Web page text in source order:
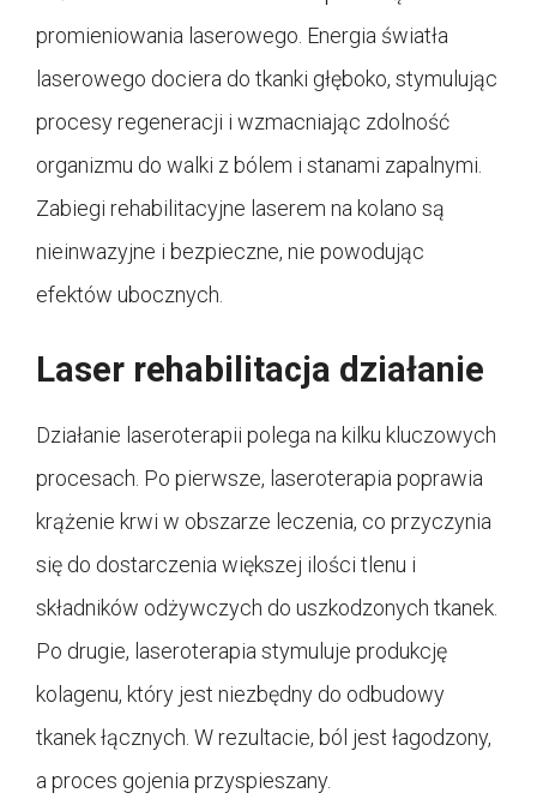
promieniowania laserowego. Energia światła
laserowego dociera do tkanki głęboko, stymulując
procesy regeneracji i wzmacniając zdolność
organizmu do walki z bólem i stanami zapalnymi.
Zabiegi rehabilitacyjne laserem na kolano są
nieinwazyjne i bezpieczne, nie powodując
efektów ubocznych.
Laser rehabilitacja działanie
Działanie laseroterapii polega na kilku kluczowych
procesach. Po pierwsze, laseroterapia poprawia
krążenie krwi w obszarze leczenia, co przyczynia
się do dostarczenia większej ilości tlenu i
składników odżywczych do uszkodzonych tkanek.
Po drugie, laseroterapia stymuluje produkcję
kolagenu, który jest niezbędny do odbudowy
tkanek łącznych. W rezultacie, ból jest łagodzony,
a proces gojenia przyspieszany.